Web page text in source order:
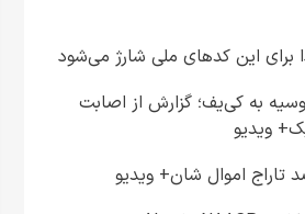
به کی‌یف؛ گزارش از اصابت
اموال شان+ ویدیو